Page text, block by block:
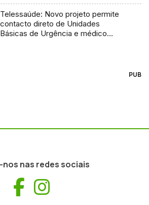
Telessaúde: Novo projeto permite
contacto direto de Unidades
Básicas de Urgência e médico
PUB
nos nas redes sociais
Facebook